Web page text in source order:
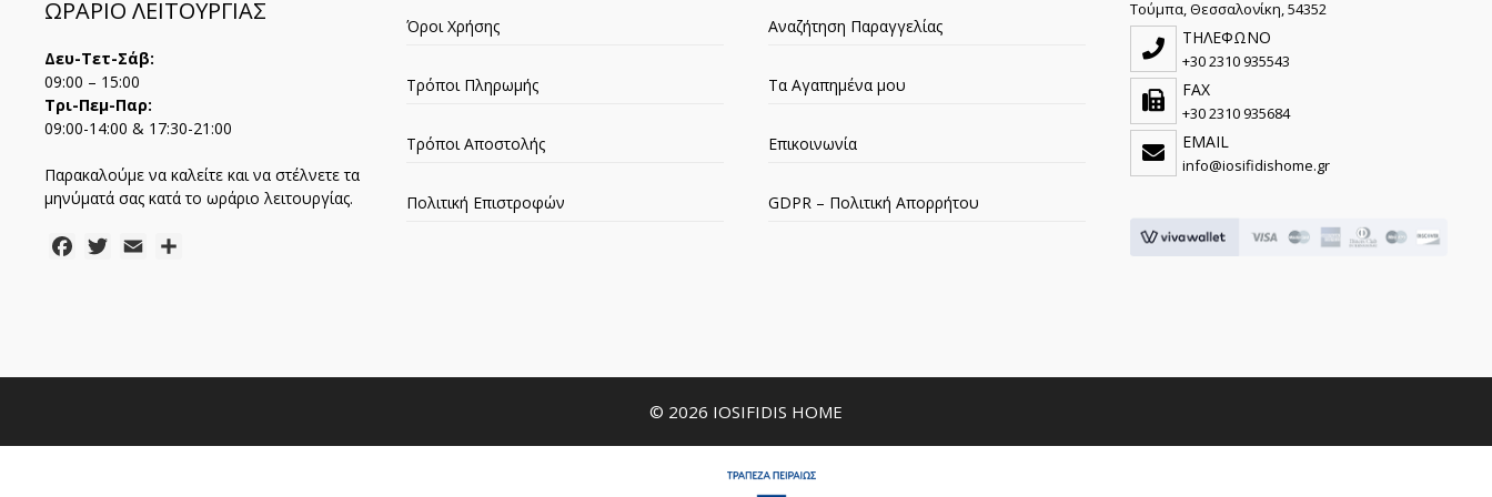
ΩΡΑΡΙΟ ΛΕΙΤΟΥΡΓΙΑΣ
Δευ-Τετ-Σάβ:
09:00 – 15:00
Τρι-Πεμ-Παρ:
09:00-14:00 & 17:30-21:00
Παρακαλούμε να καλείτε και να στέλνετε τα
μηνύματά σας κατά το ωράριο λειτουργίας.
FacebookTwitter
Email
Όροι Χρήσης
Τρόποι Πληρωμής
Τρόποι Αποστολής
Πολιτική Επιστροφών
Αναζήτηση Παραγγελίας
Τα Αγαπημένα μου
Επικοινωνία
GDPR – Πολιτική Απορρήτου
Τούμπα, Θεσσαλονίκη, 54352
ΤΗΛΕΦΩΝΟ
+30 2310 935543
FAX
+30 2310 935684
EMAIL
info@iosifidishome.gr
© 2026 IOSIFIDIS HOME